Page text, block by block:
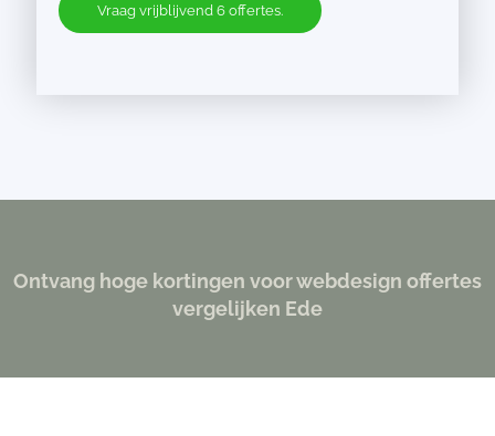
Vraag vrijblijvend 6 offertes.
Ontvang hoge kortingen voor webdesign offertes
vergelijken Ede